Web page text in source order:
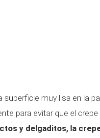
superficie muy lisa en la
para evitar que el
y delgaditos, la